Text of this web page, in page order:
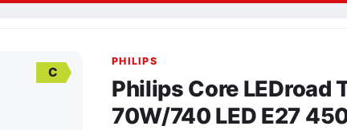
PHILIPS
Philips Core LEDroad
70W/740 LED E27
C